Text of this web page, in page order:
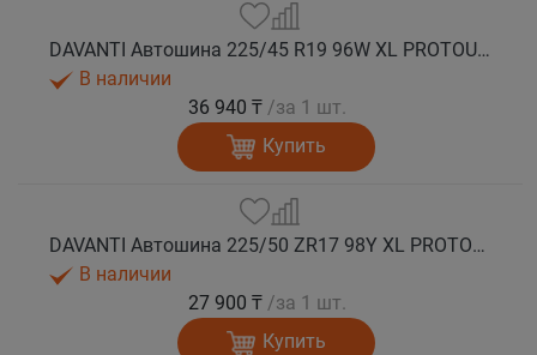
DAVANTI Автошина 225/45 R19 96W XL PROTOURA SPORT RPR лето
В наличии
36 940 ₸ /за 1 шт.
Купить
DAVANTI Автошина 225/50 ZR17 98Y XL PROTOURA SPORT RPR лето
В наличии
27 900 ₸ /за 1 шт.
Купить